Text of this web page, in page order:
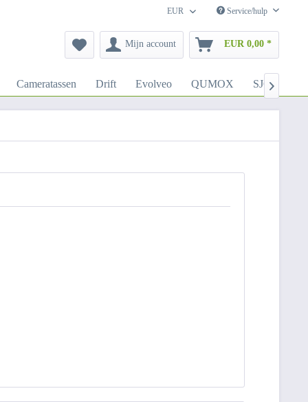
EUR Service/hulp
Mijn account EUR 0,00 *
Cameratassen Drift Evolveo QUMOX SJCAM
